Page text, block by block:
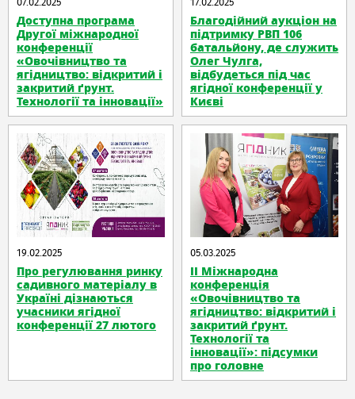
Доступна програма
Другої міжнародної
конференції
«Овочівництво та
ягідництво: відкритий і
закритий ґрунт.
Технології та інновації»
Благодійний аукціон на
підтримку РВП 106
батальйону, де служить
Олег Чулга,
відбудеться під час
ягідної конференції у
Києві
19.02.2025
Про регулювання ринку
садивного матеріалу в
Україні дізнаються
учасники ягідної
конференції 27 лютого
05.03.2025
II Міжнародна
конференція
«Овочівництво та
ягідництво: відкритий і
закритий ґрунт.
Технології та
інновації»: підсумки
про головне